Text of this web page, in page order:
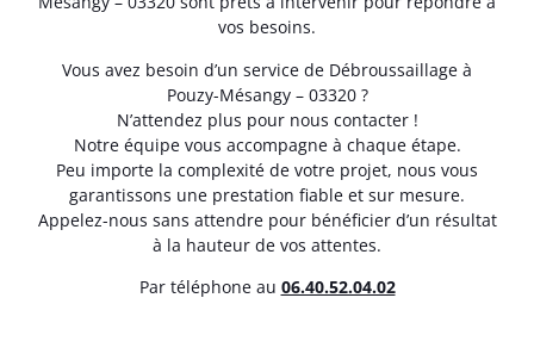
vos besoins.
Vous avez besoin d’un service de Débroussaillage à
Pouzy-Mésangy – 03320 ?
N’attendez plus pour nous contacter !
Notre équipe vous accompagne à chaque étape.
Peu importe la complexité de votre projet, nous vous
garantissons une prestation fiable et sur mesure.
Appelez-nous sans attendre pour bénéficier d’un résultat
à la hauteur de vos attentes.
Par téléphone au 06.40.52.04.02